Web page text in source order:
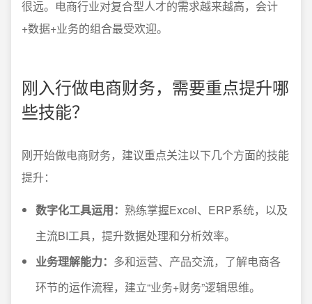
很远。电商行业对复合型人才的需求越来越高，会计
+数据+业务的组合最受欢迎。
刚入行做电商财务，需要重点提升哪
些技能？
刚开始做电商财务，建议重点关注以下几个方面的技能
提升：
数字化工具运用： 熟练掌握Excel、ERP系统，以及
主流BI工具，提升数据处理和分析效率。
业务理解能力： 多和运营、产品交流，了解电商各
环节的运作流程，建立“业务+财务”逻辑思维。